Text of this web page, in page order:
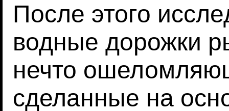
После этого
водные дорожки
нечто
сделанные на